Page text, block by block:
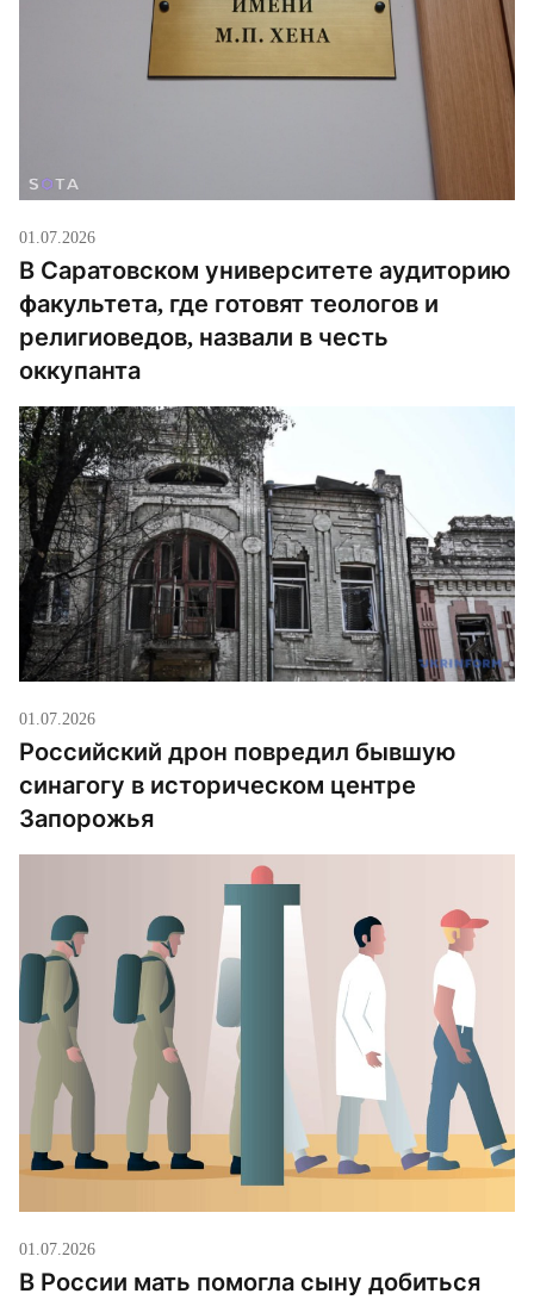
01.07.2026
В Саратовском университете аудиторию
факультета, где готовят теологов и
религиоведов, назвали в честь
оккупанта
01.07.2026
Российский дрон повредил бывшую
синагогу в историческом центре
Запорожья
01.07.2026
В России мать помогла сыну добиться